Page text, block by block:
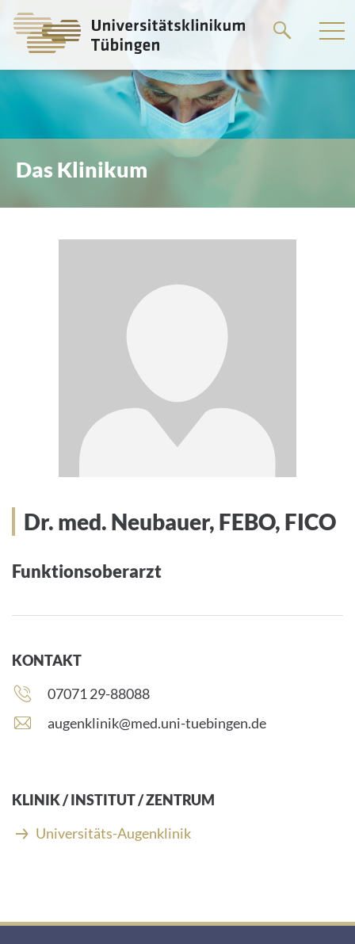
zum
Das Klinikum
Dr. med. Neubauer, FEBO, FICO
Funktionsoberarzt
KONTAKT
Telefonnummer:
07071 29-88088
E
i
l
A
s
augenklinik@med.uni-tuebingen.de
KLINIK / INSTITUT / ZENTRUM
Universitäts-Augenklinik